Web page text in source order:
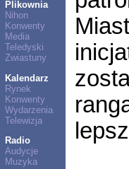
Plikownia
Nihon
Konwenty
Media
Teledyski
Zwiastuny
Kalendarz
Rynek
Konwenty
Wydarzenia
Telewizja
Radio
Audycje
Muzyka